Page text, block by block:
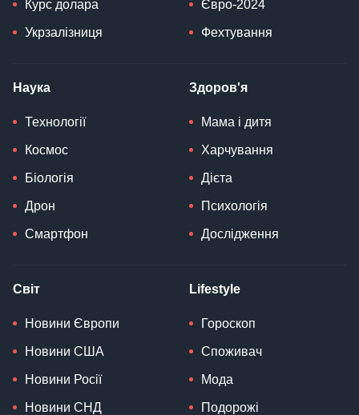
Курс долара
Укрзалізниця
Євро-2024
Фехтування
Наука
Технології
Космос
Біологія
Дрон
Смартфон
Здоров'я
Мама і дитя
Харчування
Дієта
Психологія
Дослідження
Світ
Новини Європи
Новини США
Новини Росії
Новини СНД
Lifestyle
Гороскоп
Споживач
Мода
Подорожі